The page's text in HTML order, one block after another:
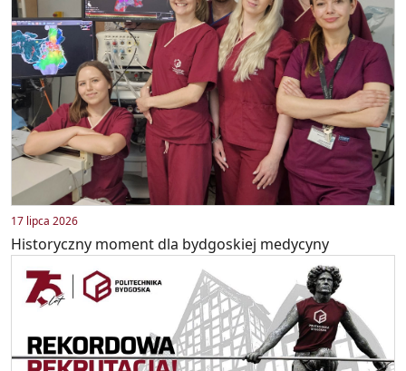
17 lipca 2026
Historyczny moment dla bydgoskiej medycyny